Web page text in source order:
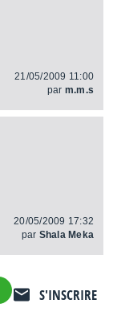
21/05/2009 11:00
par m.m.s
20/05/2009 17:32
par Shala Meka
S'INSCRIRE